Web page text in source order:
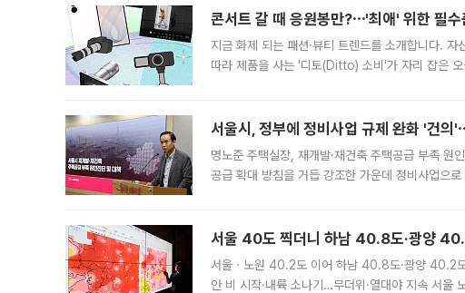
콘서트 갈 때 응원봉만?⋯'최애' 위한 필
지금 화제 되는 패션·뷰티 트렌드를 소개합니다.
따라 제품을 사는 '디토(Ditto) 소비'가 자리 잡은
서울시, 정부에 정비사업 규제 완화 '건
명노준 주택실장, 재개발·재건축 주택공급 부족 원
공급 확대 방침을 거듭 강조한 가운데 정비사업으
서울 40도 찍더니 하남 40.8도·광양
서울ㆍ노원 40.2도 이어 하남 40.8도·광양 40.2
안 비 시작·내륙 소나기…무더위·열대야 지속 서울